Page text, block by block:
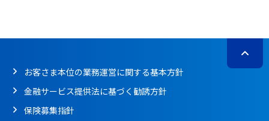
お客さま本位の業務運営に関する基本方針
金融サービス提供法に基づく勧誘方針
保険募集指針